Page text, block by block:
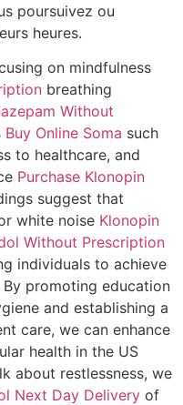
poursuivez ou
heures.
on mindfulness
breathing
Without
Buy Online Soma such
to healthcare, and
Purchase Klonopin
suggest that
white noise Klonopin
Without Prescription
individuals to achieve
promoting education
and establishing a
care, we can enhance
health in the US
about restlessness, we
Next Day Delivery of